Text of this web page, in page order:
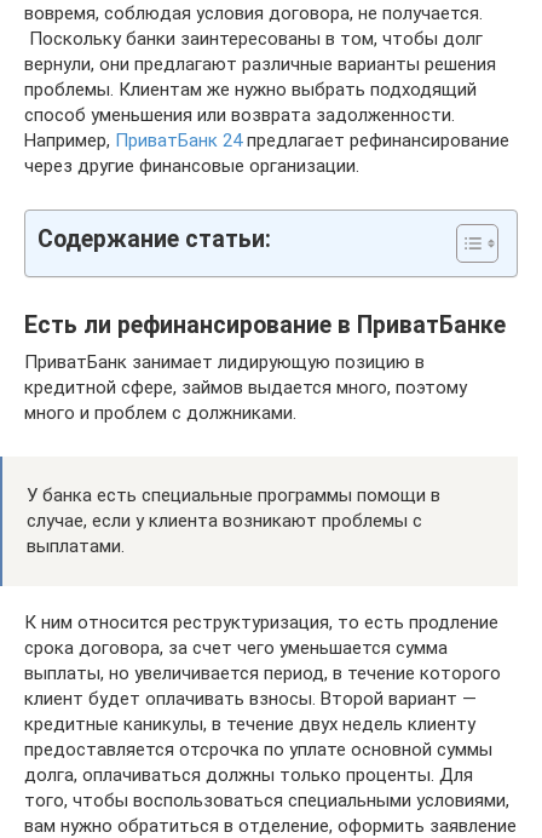
вовремя, соблюдая условия договора, не получается.
Поскольку банки заинтересованы в том, чтобы долг
вернули, они предлагают различные варианты решения
проблемы. Клиентам же нужно выбрать подходящий
способ уменьшения или возврата задолженности.
Например, ПриватБанк 24предлагает рефинансирование
через другие финансовые организации.
Содержание статьи:
Есть ли рефинансирование в ПриватБанке
ПриватБанк занимает лидирующую позицию в
кредитной сфере, займов выдается много, поэтому
много и проблем с должниками.
У банка есть специальные программы помощи в
случае, если у клиента возникают проблемы с
выплатами.
К ним относится реструктуризация, то есть продление
срока договора, за счет чего уменьшается сумма
выплаты, но увеличивается период, в течение которого
клиент будет оплачивать взносы. Второй вариант —
кредитные каникулы, в течение двух недель клиенту
предоставляется отсрочка по уплате основной суммы
долга, оплачиваться должны только проценты. Для
того, чтобы воспользоваться специальными условиями,
вам нужно обратиться в отделение, оформить заявление